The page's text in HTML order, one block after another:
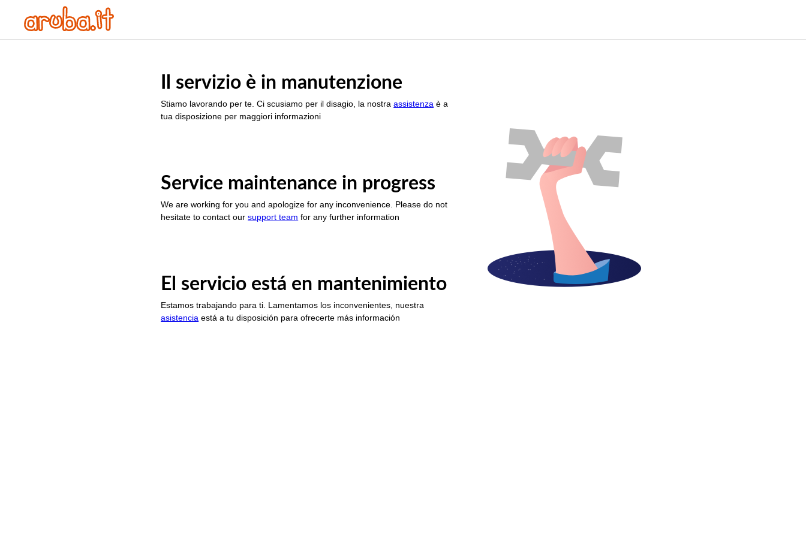
Il servizio è in manutenzione
Stiamo lavorando per te. Ci scusiamo per il disagio, la nostraassistenza è a
tua disposizione per maggiori informazioni
Service maintenance in progress
We are working for you and apologize for any inconvenience. Please do not
hesitate to contact oursupport team for any further information
El servicio está en mantenimiento
Estamos trabajando para ti. Lamentamos los inconvenientes, nuestra
asistencia está a tu disposición para ofrecerte más información